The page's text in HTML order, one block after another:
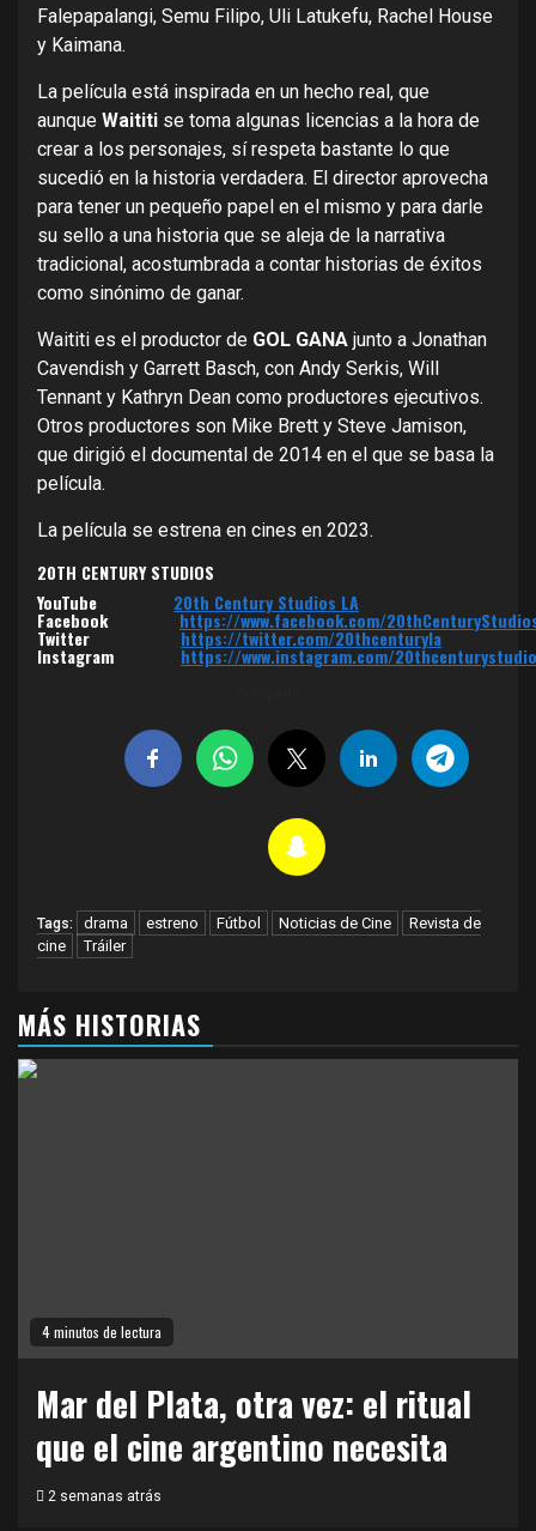
Falepapalangi, Semu Filipo, Uli Latukefu, Rachel House
y Kaimana.
La película está inspirada en un hecho real, que
aunque Waititi se toma algunas licencias a la hora de
crear a los personajes, sí respeta bastante lo que
sucedió en la historia verdadera. El director aprovecha
para tener un pequeño papel en el mismo y para darle
su sello a una historia que se aleja de la narrativa
tradicional, acostumbrada a contar historias de éxitos
como sinónimo de ganar.
Waititi es el productor de GOL GANA junto a Jonathan
Cavendish y Garrett Basch, con Andy Serkis, Will
Tennant y Kathryn Dean como productores ejecutivos.
Otros productores son Mike Brett y Steve Jamison,
que dirigió el documental de 2014 en el que se basa la
película.
La película se estrena en cines en 2023.
20TH CENTURY STUDIOS
YouTube 20th Century Studios LA
Facebookhttps://www.facebook.com/
Twitterhttps://twitter.com/20thcenturyla
Instagram https://www.instagram.com/
Tags: drama estreno Fútbol Noticias de Cine
Revista de
cine
Tráiler
MÁS HISTORIAS
4 minutos de lectura
Mar del Plata, otra vez: el ritual
que el cine argentino necesita
2 semanas atrás